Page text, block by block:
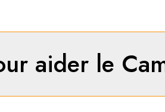
aider le